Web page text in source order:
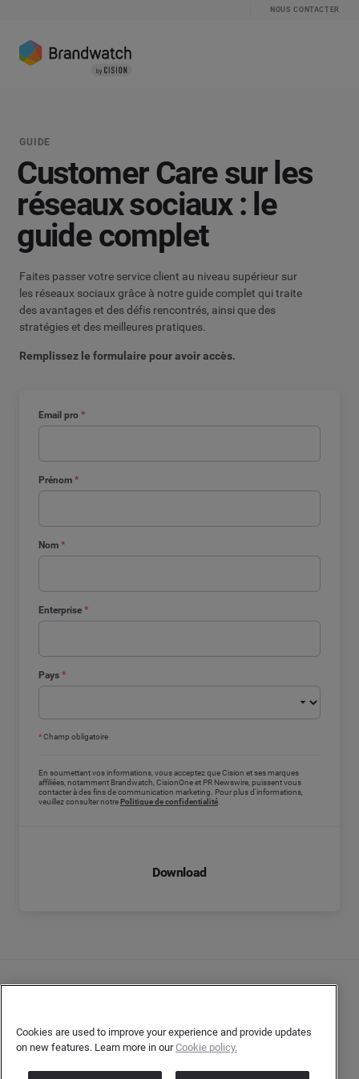
NOUS CONTACTER
Email pro *
Prénom *
Nom *
Enterprise *
Pays *
*Champ obligatoire
En soumettant vos informations, vous acceptez que Cision et ses marques
affiliées, notamment Brandwatch, CisionOne et PR Newswire, puissent vous
contacter à des fins de communication marketing. Pour plus d'informations,
veuillez consulter notrePolitique de confidentialité.
Download
GUIDE
Customer Care sur les
réseaux sociaux : le
guide complet
Faites passer votre service client au niveau supérieur sur
les réseaux sociaux grâce à notre guide complet qui traite
des avantages et des défis rencontrés, ainsi que des
stratégies et des meilleures pratiques.
Remplissez le formulaire pour avoir accès.
Politique de confidentialité
Confidentialité de l’auteur
Cookies are used to improve your experience and provide updates
on new features. Learn more in ourCookie policy.